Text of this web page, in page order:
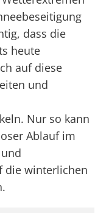
dass die
heute
auf diese
und
Nur so kann
Ablauf im
die winterlichen